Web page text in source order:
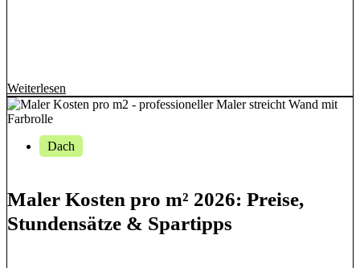
Weiterlesen
Dach
Maler Kosten pro m² 2026: Preise,
Stundensätze & Spartipps